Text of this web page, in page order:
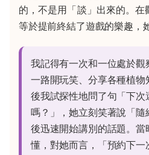
的，不是用「談」出來的。在
等於提前終結了遊戲的樂趣，
我記得有一次和一位處於
一路開玩笑、分享各種植
後我試探性地問了句「下次
嗎？」，她立刻笑著說「
後迅速開始講別的話題。
懂，對她而言，「預約下